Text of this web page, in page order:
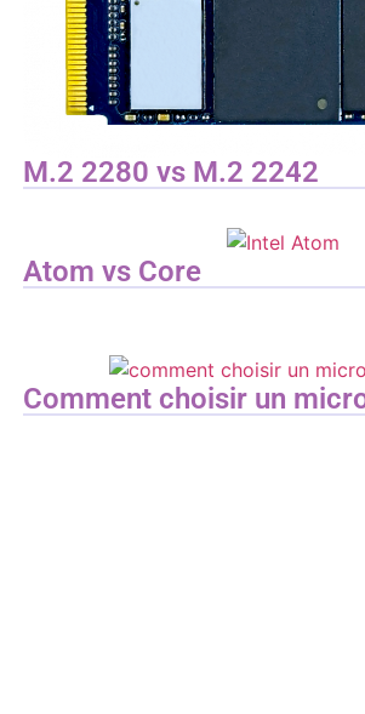
M.2 2280 vs M.2 2242
Atom vs Core
Comment choisir un